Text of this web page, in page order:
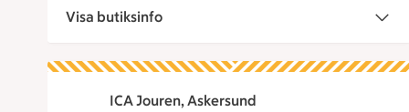
Visa butiksinfo
ICA Jouren, Askersund